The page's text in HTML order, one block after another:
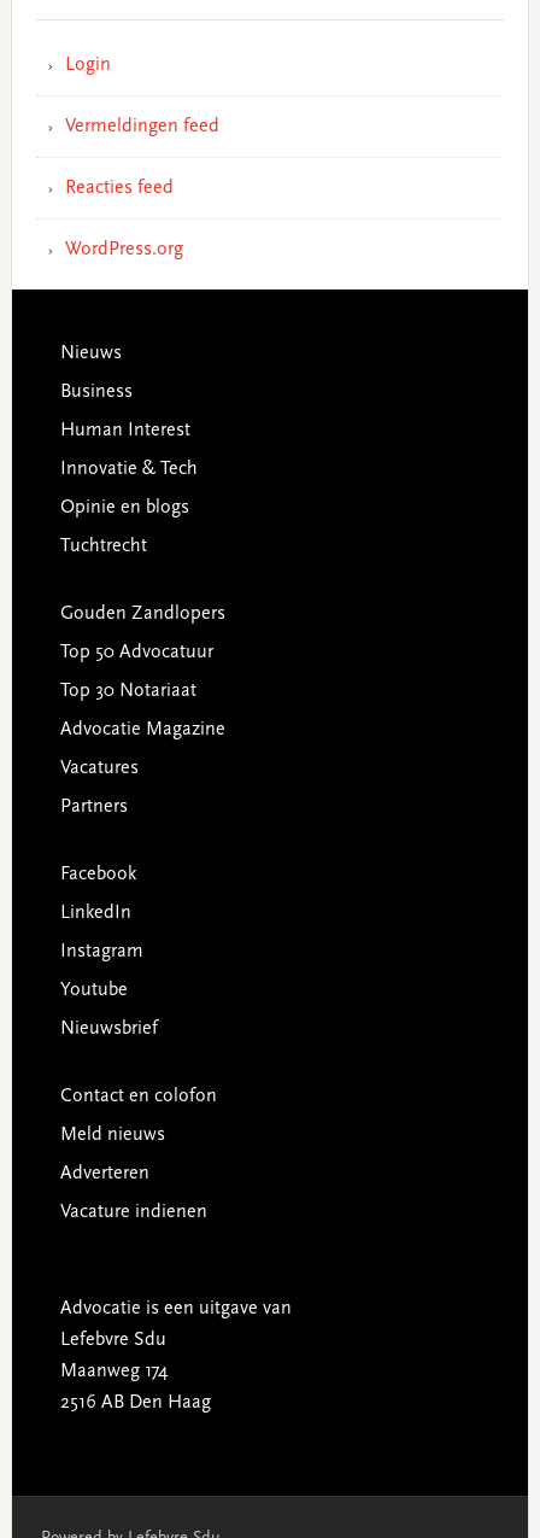
Login
Vermeldingen feed
Reacties feed
WordPress.org
Footer
Nieuws
Business
Human Interest
Innovatie & Tech
Opinie en blogs
Tuchtrecht
Gouden Zandlopers
Top 50 Advocatuur
Top 30 Notariaat
Advocatie Magazine
Vacatures
Partners
Facebook
LinkedIn
Instagram
Youtube
Nieuwsbrief
Contact en colofon
Meld nieuws
Adverteren
Vacature indienen
Advocatie is een uitgave van
Lefebvre Sdu
Maanweg 174
2516 AB Den Haag